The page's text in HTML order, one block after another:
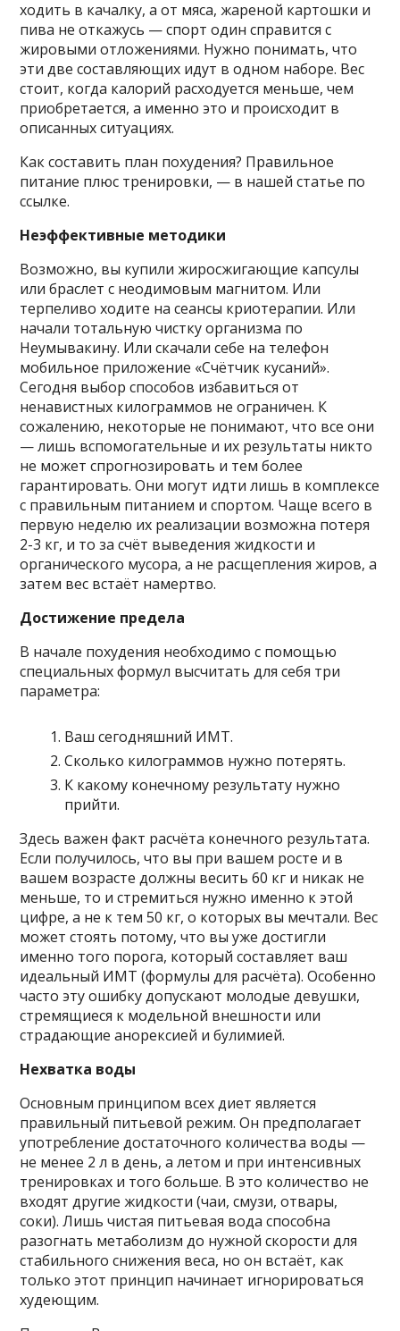
ходить в качалку, а от мяса, жареной картошки и
пива не откажусь — спорт один справится с
жировыми отложениями. Нужно понимать, что
эти две составляющих идут в одном наборе. Вес
стоит, когда калорий расходуется меньше, чем
приобретается, а именно это и происходит в
описанных ситуациях.
Как составить план похудения? Правильное
питание плюс тренировки, — в нашей статье по
ссылке.
Неэффективные методики
Возможно, вы купили жиросжигающие капсулы
или браслет с неодимовым магнитом. Или
терпеливо ходите на сеансы криотерапии. Или
начали тотальную чистку организма по
Неумывакину. Или скачали себе на телефон
мобильное приложение «Счётчик кусаний».
Сегодня выбор способов избавиться от
ненавистных килограммов не ограничен. К
сожалению, некоторые не понимают, что все они
— лишь вспомогательные и их результаты никто
не может спрогнозировать и тем более
гарантировать. Они могут идти лишь в комплексе
с правильным питанием и спортом. Чаще всего в
первую неделю их реализации возможна потеря
2-3 кг, и то за счёт выведения жидкости и
органического мусора, а не расщепления жиров, а
затем вес встаёт намертво.
Достижение предела
В начале похудения необходимо с помощью
специальных формул высчитать для себя три
параметра:
Ваш сегодняшний ИМТ.
Сколько килограммов нужно потерять.
К какому конечному результату нужно
прийти.
Здесь важен факт расчёта конечного результата.
Если получилось, что вы при вашем росте и в
вашем возрасте должны весить 60 кг и никак не
меньше, то и стремиться нужно именно к этой
цифре, а не к тем 50 кг, о которых вы мечтали. Вес
может стоять потому, что вы уже достигли
именно того порога, который составляет ваш
идеальный ИМТ (формулы для расчёта). Особенно
часто эту ошибку допускают молодые девушки,
стремящиеся к модельной внешности или
страдающие анорексией и булимией.
Нехватка воды
Основным принципом всех диет является
правильный питьевой режим. Он предполагает
употребление достаточного количества воды —
не менее 2 л в день, а летом и при интенсивных
тренировках и того больше. В это количество не
входят другие жидкости (чаи, смузи, отвары,
соки). Лишь чистая питьевая вода способна
разогнать метаболизм до нужной скорости для
стабильного снижения веса, но он встаёт, как
только этот принцип начинает игнорироваться
худеющим.